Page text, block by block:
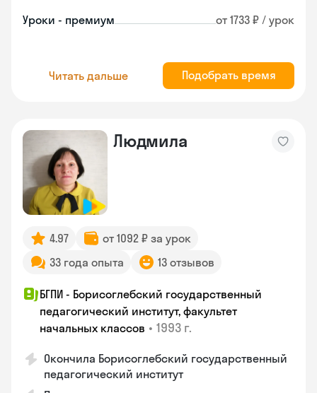
Уроки - премиум от 1733 ₽ / урок
Читать дальше Подобрать время
Людмила
4.97
от 1092 ₽ за урок
33 года опыта
13 отзывов
БГПИ - Борисоглебский государственный
педагогический институт, факультет
начальных классов • 1993 г.
Окончила Борисоглебский государственный
педагогический институт